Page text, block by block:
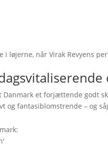
løjerne, når Virak Revyens
Danmark et forjættende godt
og fantasiblomstrende – og